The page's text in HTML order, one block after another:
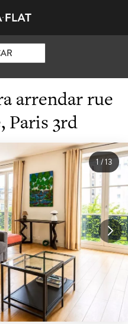
arrendar rue
Paris 3rd
1/13